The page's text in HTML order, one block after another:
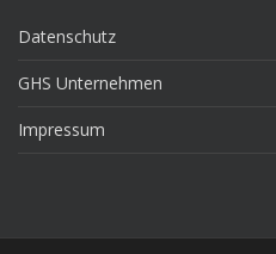
Datenschutz
GHS Unternehmen
Impressum